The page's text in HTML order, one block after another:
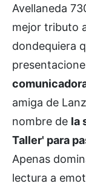
Avellaneda
mejor tributo
dondequiera
amiga de
nombre de la
Taller' para
Apenas
lectura a